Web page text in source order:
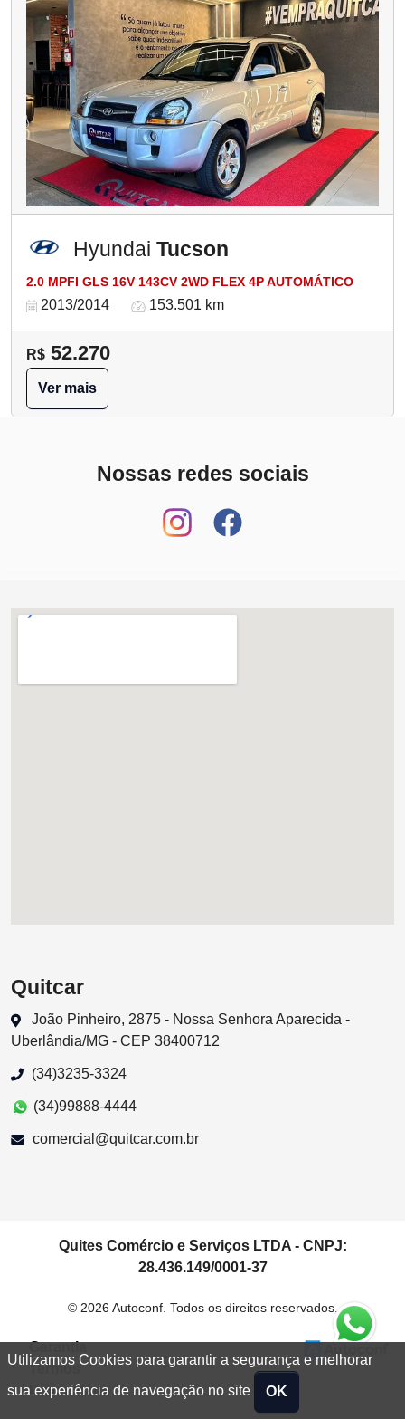
Utilizamos Cookies para garantir a segurança e melhorar
sua experiência de navegação no site OK
Hyundai Tucson
2.0 MPFI GLS 16V 143CV 2WD FLEX 4P AUTOMÁTICO
2013/2014 153.501 km
R$ 52.270
Ver mais
Nossas redes sociais
Quitcar
João Pinheiro, 2875 - Nossa Senhora Aparecida -
Uberlândia/MG - CEP 38400712
(34)3235-3324
(34)99888-4444
comercial@quitcar.com.br
Quites Comércio e Serviços LTDA - CNPJ:
28.436.149/0001-37
© 2026 Autoconf. Todos os direitos reservados.
Garantia
Termos
Privacidade